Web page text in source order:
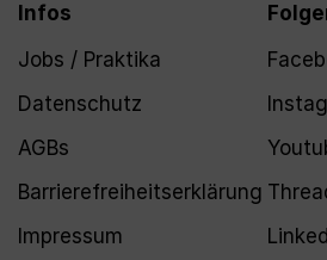
Infos
Jobs / Praktika
Datenschutz
AGBs
Barrierefreiheitserklärung
Impressum